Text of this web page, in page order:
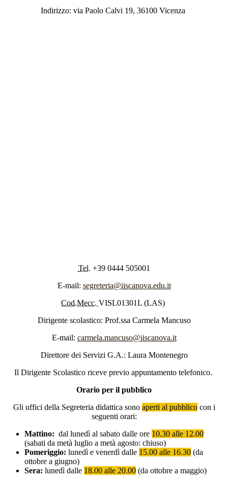
Indirizzo: via Paolo Calvi 19, 36100 Vicenza
Tel. +39 0444 505001
E-mail: segreteria@iiscanova.edu.it
Cod.Mecc. VISL01301L (LAS)
Dirigente scolastico: Prof.ssa Carmela Mancuso
E-mail: carmela.mancuso@iiscanova.it
Direttore dei Servizi G.A.: Laura Montenegro
Il Dirigente Scolastico riceve previo appuntamento telefonico.
Orario per il pubblico
Gli uffici della Segreteria didattica sono aperti al pubblicocon i
seguenti orari:
Mattino: dal lunedì al sabato dalle ore 10.30 alle 12.00
(sabati da metà luglio a metà agosto: chiuso)
Pomeriggio: lunedì e venerdì dalle 15.00 alle 16.30 (da
ottobre a giugno)
Sera: lunedì dalle 18.00 alle 20.00 (da ottobre a maggio)